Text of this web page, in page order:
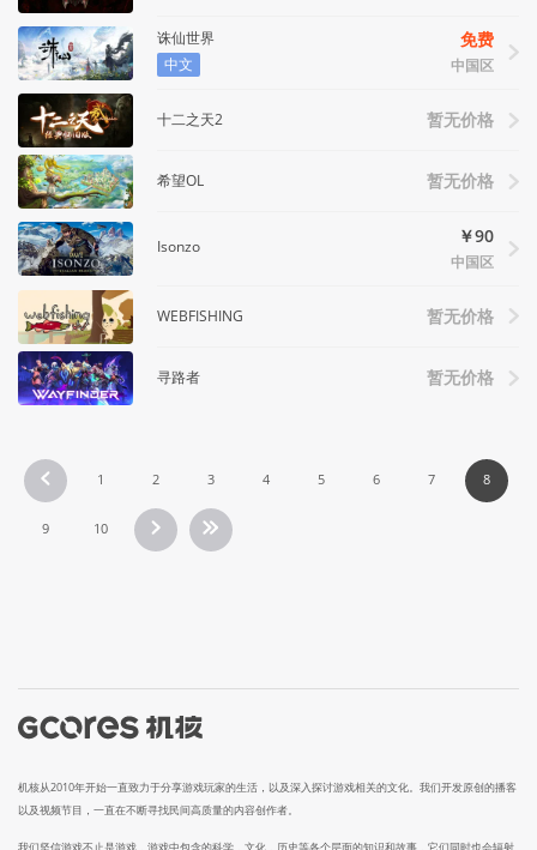
诛仙世界
中文
免费
中国区
十二之天2 暂无价格
希望OL 暂无价格
Isonzo ￥90
中国区
WEBFISHING 暂无价格
寻路者 暂无价格
1 2 3 4 5 6 7 8
9 10
机核从2010年开始一直致力于分享游戏玩家的生活，以及深入探讨游戏相关的文化。我们开发原创的播客
以及视频节目，一直在不断寻找民间高质量的内容创作者。
我们坚信游戏不止是游戏，游戏中包含的科学，文化，历史等各个层面的知识和故事，它们同时也会辐射